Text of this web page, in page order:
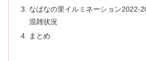
なばなの里イルミネーション2022-
混雑状況
まとめ